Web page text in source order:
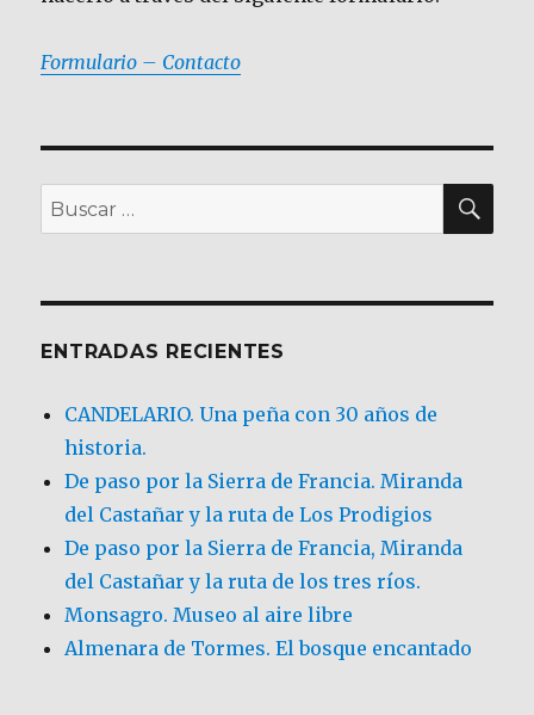
Formulario – Contacto
Buscar
por:
ENTRADAS RECIENTES
CANDELARIO. Una peña con 30 años de
historia.
De paso por la Sierra de Francia. Miranda
del Castañar y la ruta de Los Prodigios
De paso por la Sierra de Francia, Miranda
del Castañar y la ruta de los tres ríos.
Monsagro. Museo al aire libre
Almenara de Tormes. El bosque encantado